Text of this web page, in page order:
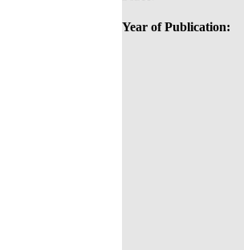
Year of Publication: